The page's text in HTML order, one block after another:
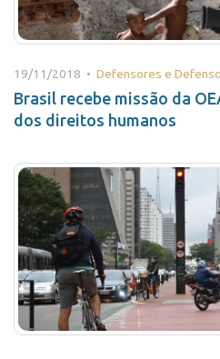
19/11/2018 • Defensores e
Brasil recebe missão da
dos direitos humanos